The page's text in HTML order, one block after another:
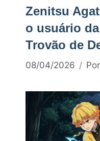
Zenitsu
o usuário
Trovão de
08/04/2026 Por